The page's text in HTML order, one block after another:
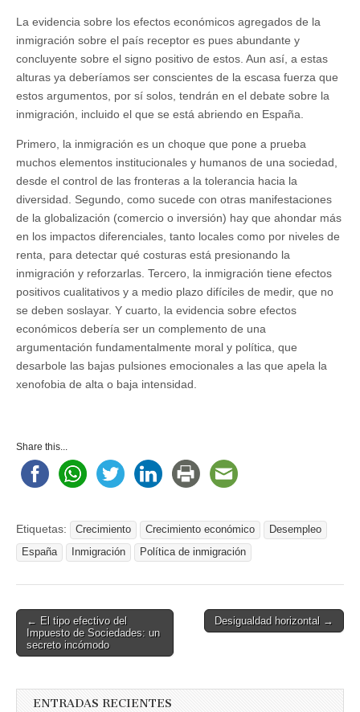
La evidencia sobre los efectos económicos agregados de la
inmigración sobre el país receptor es pues abundante y
concluyente sobre el signo positivo de estos. Aun así, a estas
alturas ya deberíamos ser conscientes de la escasa fuerza que
estos argumentos, por sí solos, tendrán en el debate sobre la
inmigración, incluido el que se está abriendo en España.
Primero, la inmigración es un choque que pone a prueba
muchos elementos institucionales y humanos de una sociedad,
desde el control de las fronteras a la tolerancia hacia la
diversidad. Segundo, como sucede con otras manifestaciones
de la globalización (comercio o inversión) hay que ahondar más
en los impactos diferenciales, tanto locales como por niveles de
renta, para detectar qué costuras está presionando la
inmigración y reforzarlas. Tercero, la inmigración tiene efectos
positivos cualitativos y a medio plazo difíciles de medir, que no
se deben soslayar. Y cuarto, la evidencia sobre efectos
económicos debería ser un complemento de una
argumentación fundamentalmente moral y política, que
desarbole las bajas pulsiones emocionales a las que apela la
xenofobia de alta o baja intensidad.
Share this...
Etiquetas: Crecimiento Crecimiento económico
Desempleo
España
Inmigración Política de inmigración
Post
navigation
← El tipo efectivo del
Impuesto de Sociedades: un
secreto incómodo
Desigualdad horizontal →
ENTRADAS RECIENTES